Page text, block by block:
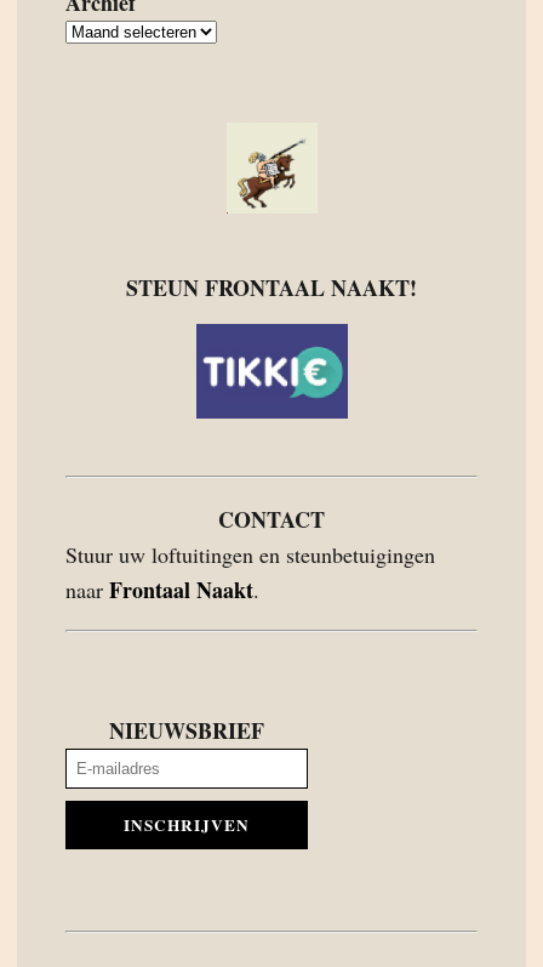
Archief
STEUN FRONTAAL NAAKT!
CONTACT
Stuur uw loftuitingen en steunbetuigingen
naar Frontaal Naakt.
NIEUWSBRIEF
INSCHRIJVEN